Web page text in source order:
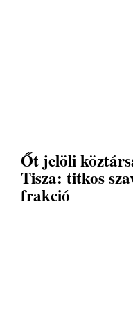
Őt jelöli
Tisza: titkos
frakció